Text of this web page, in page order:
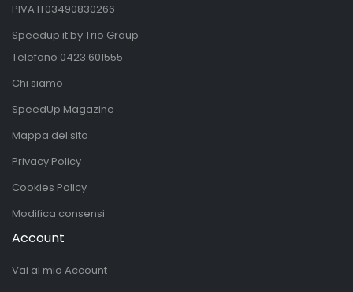
PIVA IT03490830266
Speedup.it by Trio Group
Telefono 0423.601555
Chi siamo
SpeedUp Magazine
Mappa del sito
Privacy Policy
Cookies Policy
Modifica consensi
Account
Vai al mio Account